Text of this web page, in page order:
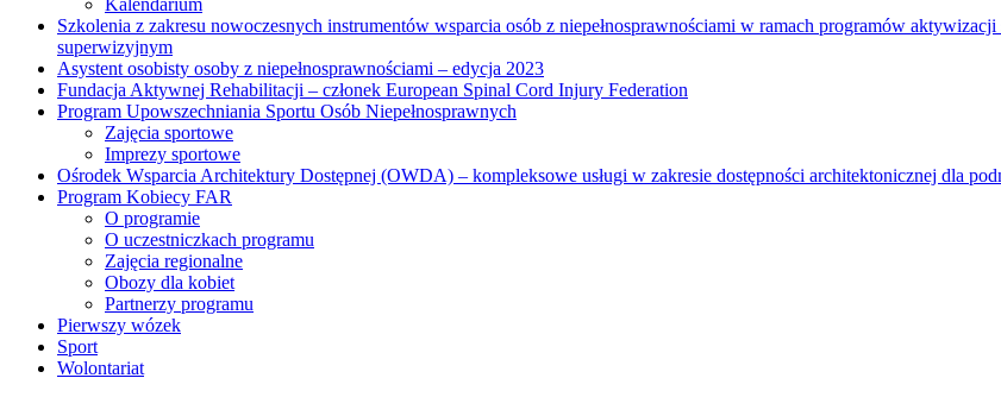
Kalendarium
Szkolenia z zakresu nowoczesnych instrumentów wsparcia osób z niepełnosprawnościami w ramach programów
superwizyjnym
Asystent osobisty osoby z niepełnosprawnościami – edycja 2023
Fundacja Aktywnej Rehabilitacji – członek European Spinal Cord Injury Federation
Program Upowszechniania Sportu Osób Niepełnosprawnych
Zajęcia sportowe
Imprezy sportowe
Ośrodek Wsparcia Architektury Dostępnej (OWDA) – kompleksowe usługi w zakresie dostępności architektonicznej dla
Program Kobiecy FAR
O programie
O uczestniczkach programu
Zajęcia regionalne
Obozy dla kobiet
Partnerzy programu
Pierwszy wózek
Sport
Wolontariat